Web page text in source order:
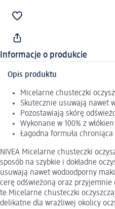
Informacje o produkcie
Opis produktu
Micelarne chusteczki
Skutecznie usuwają nawet
Pozostawiają skórę
Wykonane w 100% z
Łagodna formuła chroniąca
NIVEA Micelarne chusteczki
sposób na szybkie i dokładne
usuwają nawet wodoodporny
cerę odświeżoną oraz przyjemnie
te Micelarne chusteczki
delikatne dla wrażliwej okolicy